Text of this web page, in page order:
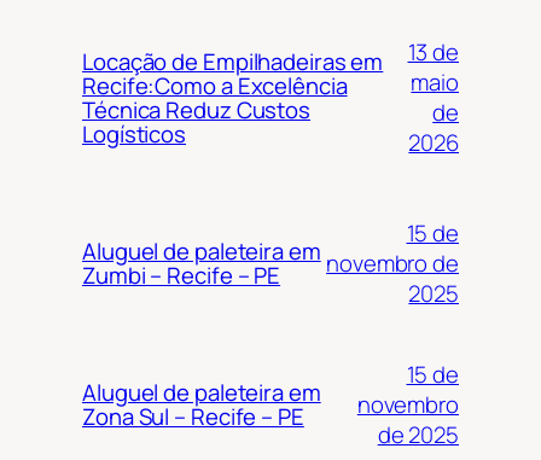
Locação de Empilhadeiras em
Recife:Como a Excelência
Técnica Reduz Custos
Logísticos
13 de
maio
de
2026
Aluguel de paleteira em
Zumbi – Recife – PE
15 de
novembro de
2025
Aluguel de paleteira em
Zona Sul – Recife – PE
15 de
novembro
de 2025